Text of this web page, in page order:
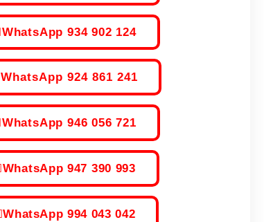
WhatsApp 934 902 124
WhatsApp 924 861 241
WhatsApp 946 056 721
WhatsApp 947 390 993
WhatsApp 994 043 042